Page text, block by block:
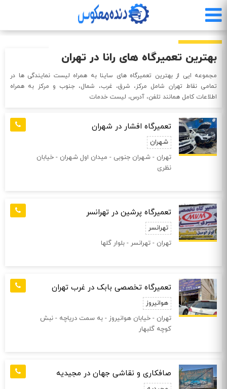
محتوای
بهترین تعمیرگاه های رانا در تهران
مجموعه ایی از بهترین تعمیرگاه های ساینا به همراه لیست نمایندگی ها در
تمامی نقاط تهران شامل مرکز، شرق، غرب، شمال، جنوب و مرکز به همراه
اطلاعات کامل همانند تلفن، آدرس، لیست خدمات
تعمیرگاه افشار در شهران
شهران
تهران - شهران جنوبی - میدان اول شهران - خیابان
نظری
تعمیرگاه پرشین در تهرانسر
تهرانسر
تهران - تهرانسر - بلوار گلها
تعمیرگاه تخصصی بابک در غرب تهران
هوانیروز
تهران - خیابان هوانیروز - به سمت دریاچه - نبش
کوچه گلبهار
صافکاری و نقاشی جهان در مجیدیه